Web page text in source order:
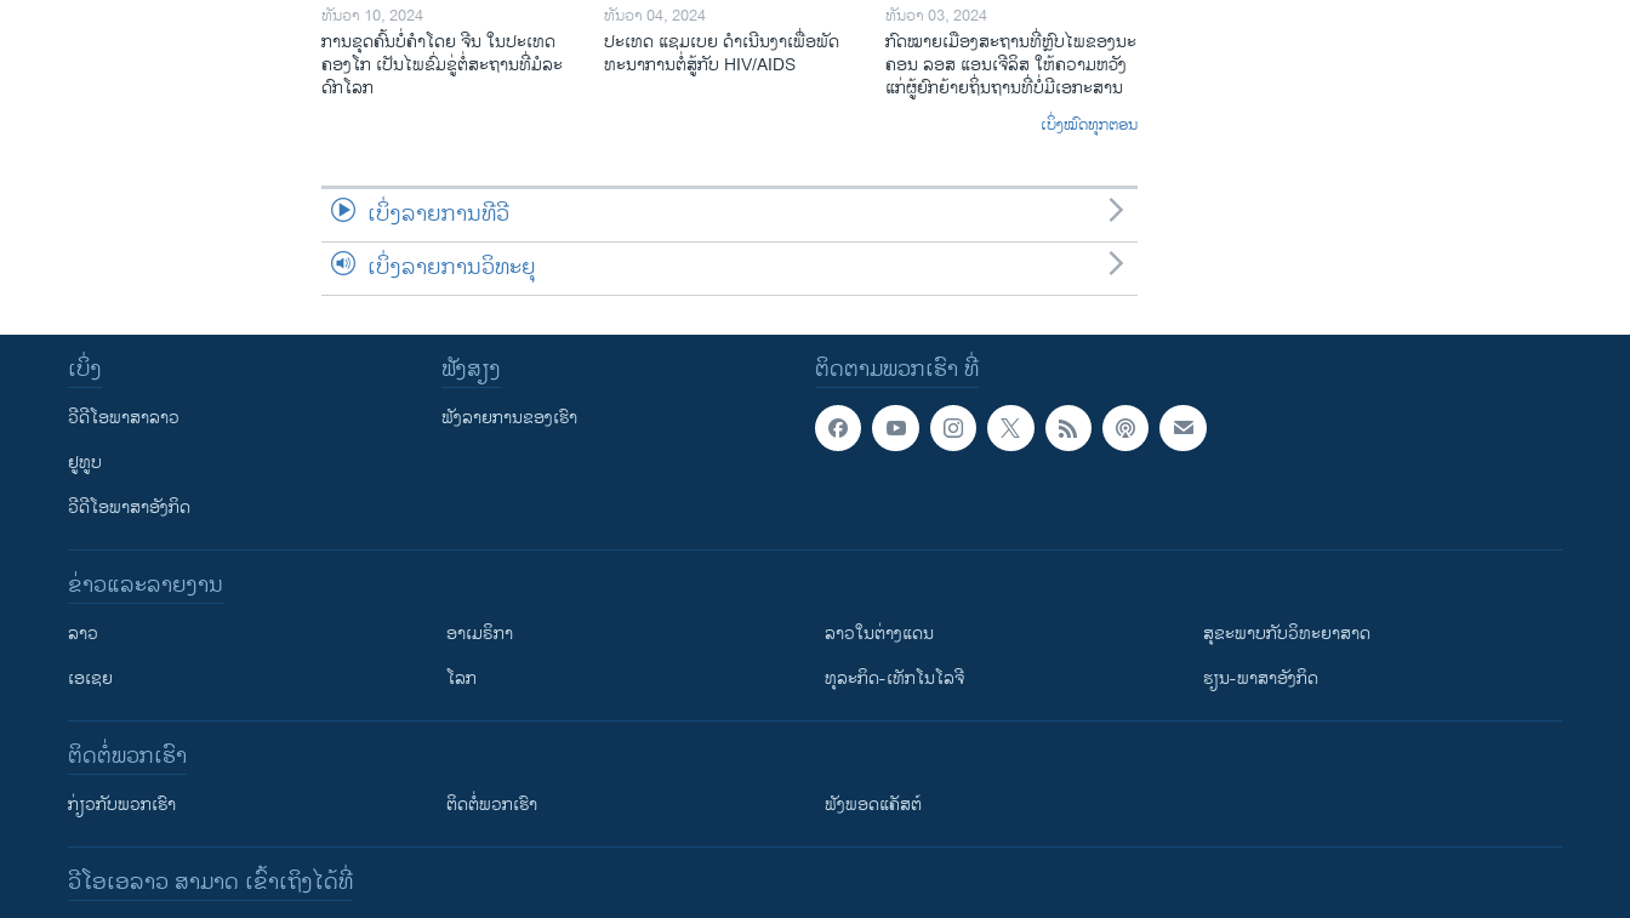
ທັນວາ 10, 2024
ການ​ຂຸດ​ຄົ້ນ​ບໍ່​ຄຳ​ໂດຍ ຈີນ ໃນ​ປະ​ເທດ
ຄອງ​ໂກ ເປັນ​ໄພ​ຂົ່ມ​ຂູ່​ຕໍ່​ສະ​ຖານ​ທີ່​ມໍ​ລະ​
ດົກ​ໂລກ​
ທັນວາ 04, 2024
ປະ​ເທດ ແຊມ​ເບຍ ດຳ​ເນີນ​ງາ​ເພື່ອ​ພັດ​
ທະ​ນາ​ການ​ຕໍ່​ສູ້​ກັບ​ HIV/AIDS
ທັນວາ 03, 2024
ກົດ​ໝາຍ​ເມືອງ​ສະ​ຖານ​ທີ່ຫຼົບ​ໄພ​ຂອງ​ນະ​
ຄອນ ລອ​ສ ແອນ​ເຈີ​ລິ​ສ ໃຫ້​ຄວາມ​ຫວັງ​
ແກ່​ຜູ້​ຍົກ​ຍ້າຍ​ຖິ່ນ​ຖານ​ທີ່ບໍ່​ມີ​ເອ​ກະ​ສານ
ເບິ່ງໝົດທຸກຕອນ
ເບິ່ງລາຍການທີວີ
ເບິ່ງລາຍການວິທະຍຸ
ຕິດຕາມພວກເຮົາ ທີ່
ເບິ່ງ
ວີດີໂອພາສາລາວ
ຢູທູບ
ວີດີໂອພາສາອັງກິດ
ຟັງສຽງ
ຟັງລາຍການຂອງເຮົາ
ຂ່າວແລະລາຍງານ
ລາວ
ເອເຊຍ
ອາເມຣິກາ
ໂລກ
ລາວໃນຕ່າງແດນ
ທຸລະກິດ-ເທັກໂນໂລຈີ
ສຸຂະພາບກັບວິທະຍາສາດ
ຮຽນ-ພາສາອັງກິດ
ຕິດຕໍ່ພວກເຮົາ
ກ່ຽວກັບພວກເຮົາ ຕິດຕໍ່ພວກເຮົາ ຟັງພອດແຄັສຕ໌
ວີໂອເອລາວ ສາມາດ ເຂົ້າເຖິງໄດ້ທີ່